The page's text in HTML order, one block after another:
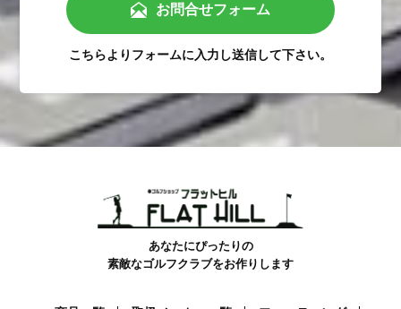
お問合せフォーム
こちらよりフォームに入力し送信して下さい。
あなたにぴったりの
素敵なゴルフクラブをお作りします